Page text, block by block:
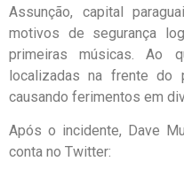
Assunção, capital
motivos de segurança
primeiras músicas. Ao
localizadas na frente do
causando ferimentos em
Após o incidente, Dave
conta no Twitter: